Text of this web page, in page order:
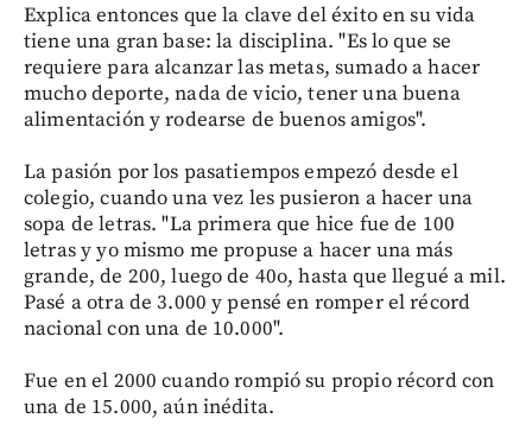
Explica entonces que la clave del éxito en su vida
tiene una gran base: la disciplina. "Es lo que se
requiere para alcanzar las metas, sumado a hacer
mucho deporte, nada de vicio, tener una buena
alimentación y rodearse de buenos amigos".
La pasión por los pasatiempos empezó desde el
colegio, cuando una vez les pusieron a hacer una
sopa de letras. "La primera que hice fue de 100
letras y yo mismo me propuse a hacer una más
grande, de 200, luego de 40o, hasta que llegué a mil.
Pasé a otra de 3.000 y pensé en romper el récord
nacional con una de 10.000".
Fue en el 2000 cuando rompió su propio récord con
una de 15.000, aún inédita.